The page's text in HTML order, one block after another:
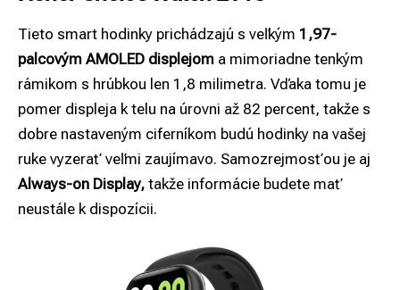
Tieto smart hodinky prichádzajú s veľkým 1,97-
palcovým AMOLED displejom a mimoriadne tenkým
rámikom s hrúbkou len 1,8 milimetra. Vďaka tomu je
pomer displeja k telu na úrovni až 82 percent, takže s
dobre nastaveným ciferníkom budú hodinky na vašej
ruke vyzerať veľmi zaujímavo. Samozrejmosťou je aj
Always-on Display, takže informácie budete mať
neustále k dispozícii.